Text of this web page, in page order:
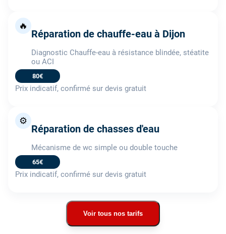
🔥
Réparation de chauffe-eau à Dijon
Diagnostic Chauffe-eau à résistance blindée, stéatite
ou ACI
80€
Prix indicatif, confirmé sur devis gratuit
⚙️
Réparation de chasses d'eau
Mécanisme de wc simple ou double touche
65€
Prix indicatif, confirmé sur devis gratuit
Voir tous nos tarifs